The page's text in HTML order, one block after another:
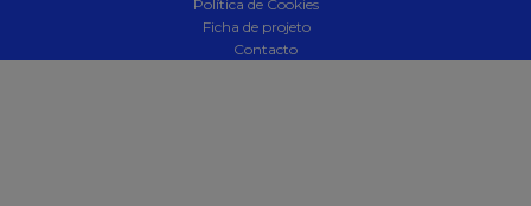
Política de Cookies
Ficha de projeto
Contacto